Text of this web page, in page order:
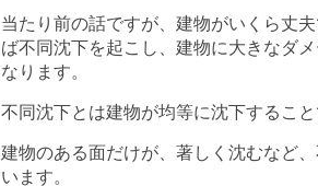
当たり前の話ですが、建物がいくら丈
ば不同沈下を起こし、建物に大きなダ
なります。
不同沈下とは建物が均等に沈下するこ
建物のある面だけが、著しく沈むなど
います。